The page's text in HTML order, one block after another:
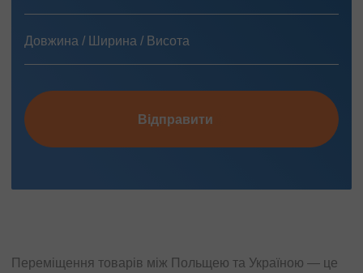
Відправити
Переміщення товарів між Польщею та Україною — це